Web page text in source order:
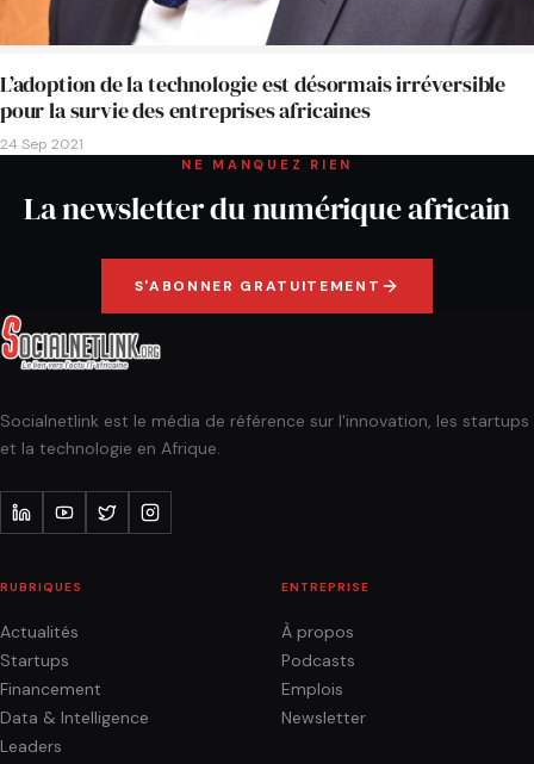
L’adoption de la technologie est désormais irréversible
pour la survie des entreprises africaines
24 Sep 2021
NE MANQUEZ RIEN
La newsletter du numérique africain
S'ABONNER GRATUITEMENT
Socialnetlink est le média de référence sur l'innovation, les startups
et la technologie en Afrique.
RUBRIQUES
Actualités
Startups
Financement
Data & Intelligence
Leaders
ENTREPRISE
À propos
Podcasts
Emplois
Newsletter